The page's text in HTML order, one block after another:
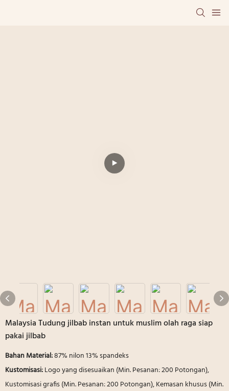
Malaysia Tudung jilbab instan untuk muslim olah raga siap
pakai jilbab
Bahan Material:87% nilon 13% spandeks
Kustomisasi:Logo yang disesuaikan (Min. Pesanan: 200 Potongan),
Kustomisasi grafis (Min. Pesanan: 200 Potongan), Kemasan khusus (Min.